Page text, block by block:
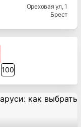
Ореховая ул, 1
Брест
100